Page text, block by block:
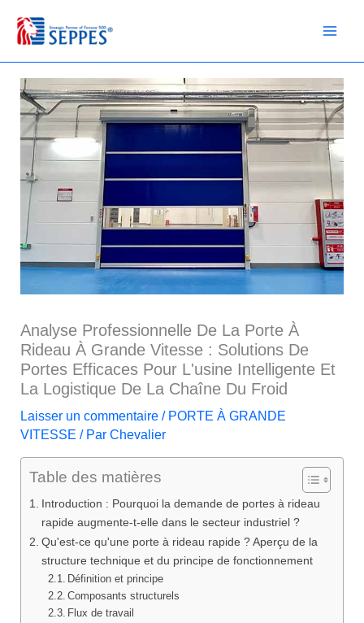
contenu
Analyse Professionnelle De La Porte À
Rideau À Grande Vitesse : Solutions De
Portes Efficaces Pour L'usine Intelligente Et
La Logistique De La Chaîne Du Froid
Laisser un commentaire / PORTE À GRANDE
VITESSE / Par Chevalier
Table des matières
Introduction : Pourquoi la demande de portes à rideau
rapide augmente-t-elle dans le secteur industriel ?
Qu'est-ce qu'une porte à rideau rapide ? Aperçu de la
structure technique et du principe de fonctionnement
Définition et principe
Composants structurels
Flux de travail